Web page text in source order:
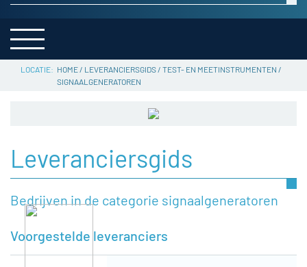
SERVICE
HOME/ LEVERANCIERSGIDS/ TEST- EN MEETINSTRUMENTEN /
SIGNAALGENERATOREN
Leveranciersgids
Bedrijven in de categorie signaalgeneratoren
Voorgestelde leveranciers